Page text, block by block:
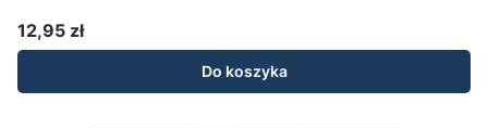
Cena
12,95 zł
Do koszyka